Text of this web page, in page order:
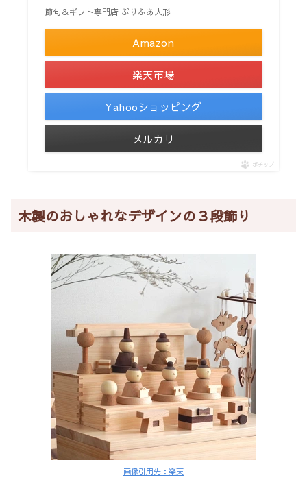
節句＆ギフト専門店 ぷりふあ人形
Amazon
楽天市場
Yahooショッピング
メルカリ
ポチップ
木製のおしゃれなデザインの３段飾り
画像引用先：楽天